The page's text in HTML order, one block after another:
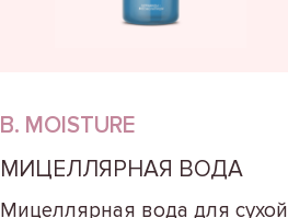
B. MOISTURE
МИЦЕЛЛЯРНАЯ ВОДА
Мицеллярная вода для сухой